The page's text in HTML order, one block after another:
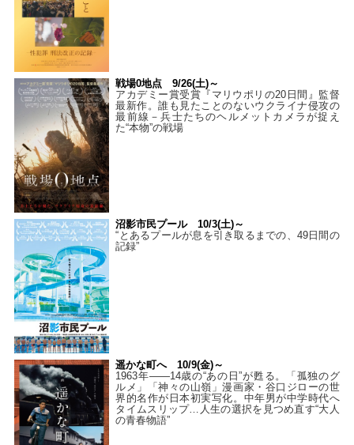
戦場0地点 9/26(土)～
アカデミー賞受賞『マリウポリの20日間』監督
最新作。誰も見たことのないウクライナ侵攻の
最前線－兵士たちのヘルメットカメラが捉え
た“本物”の戦場
沼影市民プール 10/3(土)～
“とあるプールが息を引き取るまでの、49日間の
記録”
遥かな町へ 10/9(金)～
1963年――14歳の“あの日”が甦る。「孤独のグ
ルメ」「神々の山嶺」漫画家・谷口ジローの世
界的名作が日本初実写化。中年男が中学時代へ
タイムスリップ…人生の選択を見つめ直す“大人
の青春物語”